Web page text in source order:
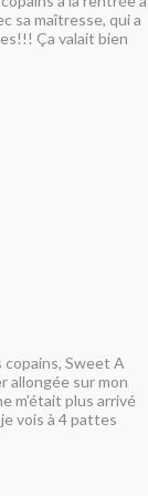
sa maîtresse, qui a
Ça valait bien
copains, Sweet A
allongée sur mon
m'était plus arrivé
vois à 4 pattes